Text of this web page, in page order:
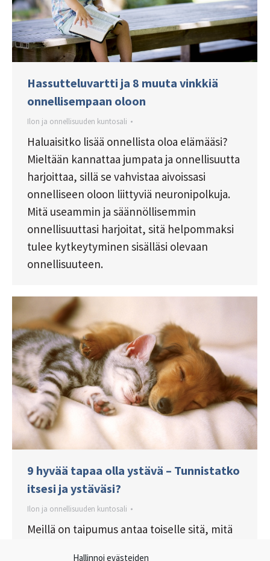
Hallinnoi evästeiden
Hassutteluvartti ja 8 muuta vinkkiä
onnellisempaan oloon
Ilon ja onnellisuuden kuntosali
Haluaisitko lisää onnellista oloa elämääsi?
Mieltään kannattaa jumpata ja onnellisuutta
harjoittaa, sillä se vahvistaa aivoissasi
onnelliseen oloon liittyviä neuronipolkuja.
Mitä useammin ja säännöllisemmin
onnellisuuttasi harjoitat, sitä helpommaksi
tulee kytkeytyminen sisälläsi olevaan
onnellisuuteen.
9 hyvää tapaa olla ystävä – Tunnistatko
itsesi ja ystäväsi?
Ilon ja onnellisuuden kuntosali
Meillä on taipumus antaa toiselle sitä, mitä